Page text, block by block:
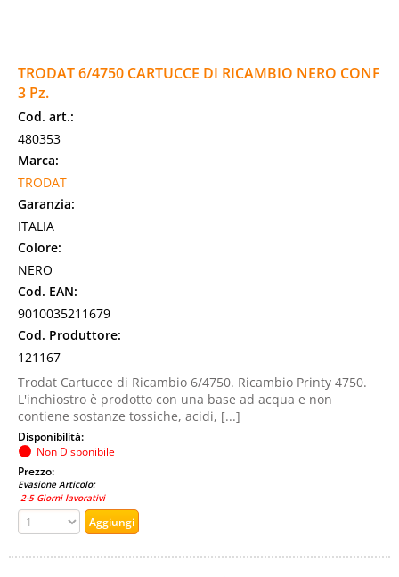
TRODAT 6/4750 CARTUCCE DI RICAMBIO NERO CONF
3 Pz.
Cod. art.:
480353
Marca:
TRODAT
Garanzia:
ITALIA
Colore:
NERO
Cod. EAN:
9010035211679
Cod. Produttore:
121167
Trodat Cartucce di Ricambio 6/4750. Ricambio Printy 4750.
L'inchiostro è prodotto con una base ad acqua e non
contiene sostanze tossiche, acidi, [...]
Disponibilità:
Non Disponibile
Prezzo:
Evasione Articolo:
2-5 Giorni lavorativi